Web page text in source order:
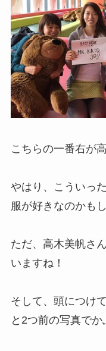
こちらの一番右が
やはり、こういっ
服が好きなのかも
ただ、高木美帆さ
いますね！
そして、頭につけ
と2つ前の写真で